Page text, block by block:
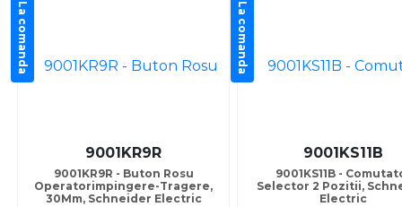
La comanda
9001KR9R
9001KR9R - Buton Rosu
Operatorimpingere-Tragere,
30Mm, Schneider Electric
La comanda
9001KS11B
9001KS11B -
Selector 2 Pozitii,
Electric